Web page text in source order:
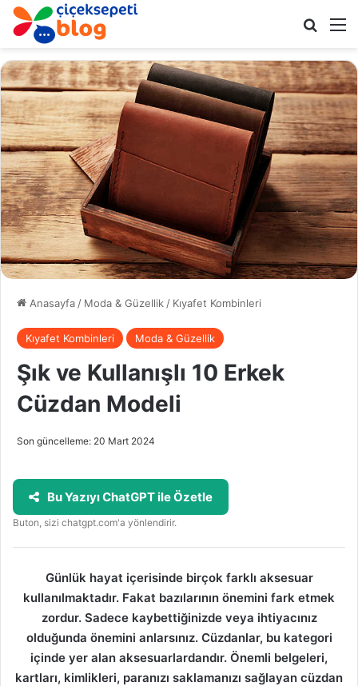
Anasayfa / Moda & Güzellik / Kıyafet Kombinleri
Kıyafet Kombinleri Moda & Güzellik
Şık ve Kullanışlı 10 Erkek
Cüzdan Modeli
Son güncelleme: 20 Mart 2024
Bu Yazıyı ChatGPT ile Özetle
Buton, sizi chatgpt.com'a yönlendirir.
Günlük hayat içerisinde birçok farklı aksesuar
kullanılmaktadır. Fakat bazılarının önemini fark etmek
zordur. Sadece kaybettiğinizde veya ihtiyacınız
olduğunda önemini anlarsınız. Cüzdanlar, bu kategori
içinde yer alan aksesuarlardandır. Önemli belgeleri,
kartları, kimlikleri, paranızı saklamanızı sağlayan cüzdan